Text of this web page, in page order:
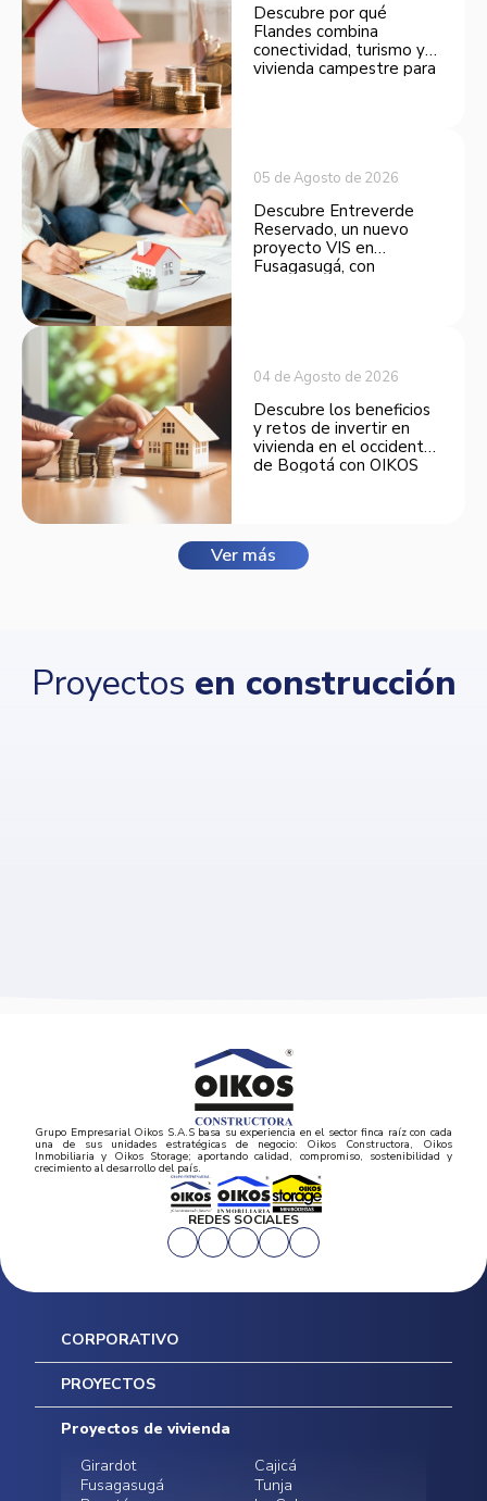
Descubre por qué
Flandes combina
conectividad, turismo y
vivienda campestre para
05 de Agosto de 2026
Descubre Entreverde
Reservado, un nuevo
proyecto VIS en
Fusagasugá, con
04 de Agosto de 2026
Descubre los beneficios
y retos de invertir en
vivienda en el occidente
de Bogotá con OIKOS
Ver más
Proyectos en construcción
Grupo Empresarial Oikos S.A.S basa su experiencia en el sector finca raíz con cada
una de sus unidades estratégicas de negocio: Oikos Constructora, Oikos
Inmobiliaria y Oikos Storage; aportando calidad, compromiso, sostenibilidad y
crecimiento al desarrollo del país.
REDES SOCIALES
CORPORATIVO
Inicio
Mapa del sitio
Postventas
Contratación Directa
Noticias
PROYECTOS
Proyectos de vivienda
Girardot
Cajicá
Fusagasugá
Tunja